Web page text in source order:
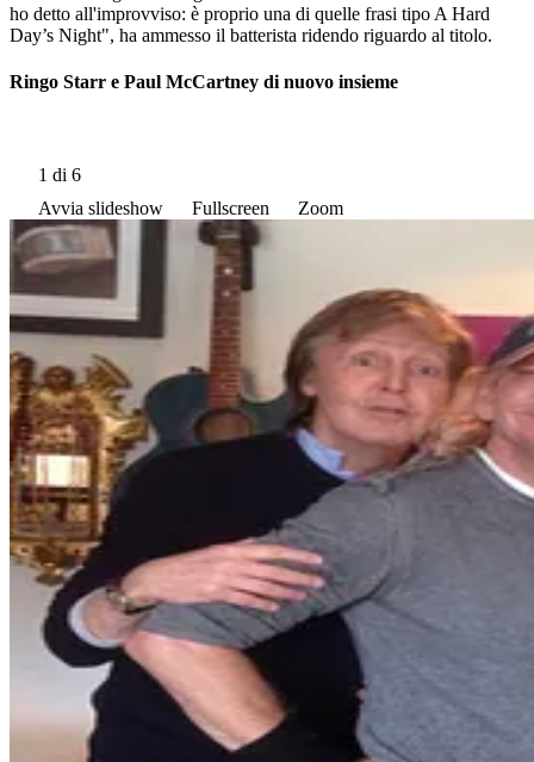
ho detto all'improvviso: è proprio una di quelle frasi tipo A Hard
Day’s Night", ha ammesso il batterista ridendo riguardo al titolo.
Ringo Starr e Paul McCartney di nuovo insieme
1 di 6
Avvia slideshow
Fullscreen Zoom